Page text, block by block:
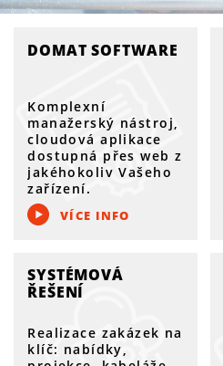
DOMAT SOFTWARE
Komplexní
manažerský nástroj,
cloudová aplikace
dostupná přes web z
jakéhokoliv Vašeho
zařízení.
VÍCE INFO
SYSTÉMOVÁ
ŘEŠENÍ
Realizace zakázek na
klíč: nabídky,